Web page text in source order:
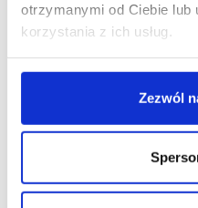
otrzymanymi od Ciebie lub
korzystania z ich usług.
Zezwól